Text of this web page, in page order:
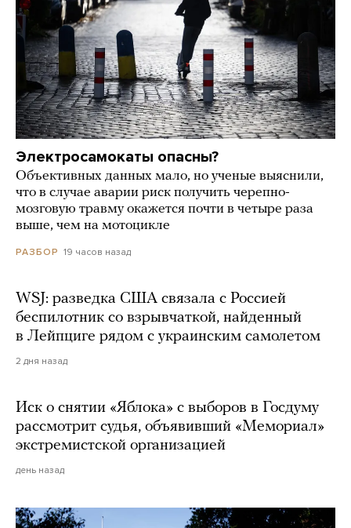
Электросамокаты опасны?
Объективных данных мало, но ученые выяснили,
что в случае аварии риск получить черепно-
мозговую травму окажется почти в четыре раза
выше, чем на мотоцикле
РАЗБОР 19 часов назад
WSJ: разведка США связала с Россией
беспилотник со взрывчаткой, найденный
в Лейпциге рядом с украинским самолетом
2 дня назад
Иск о снятии «Яблока» с выборов в Госдуму
рассмотрит судья, объявивший «Мемориал»
экстремистской организацией
день назад